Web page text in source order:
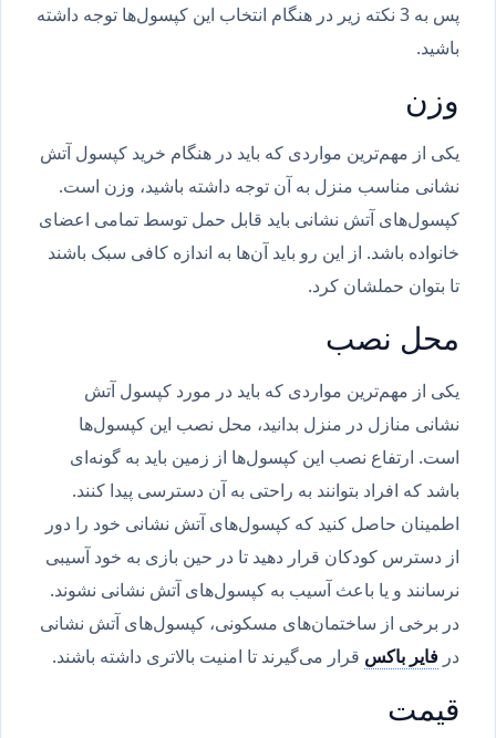
پس به 3 نکته زیر در هنگام انتخاب این کپسول‌ها توجه داشته
باشید.
وزن
یکی از مهم‌ترین مواردی که باید در هنگام خرید کپسول آتش
نشانی مناسب منزل به آن توجه داشته باشید، وزن است.
کپسول‌های آتش نشانی باید قابل حمل توسط تمامی اعضای
خانواده باشد. از این رو باید آن‌ها به اندازه کافی سبک باشند
تا بتوان حملشان کرد.
محل نصب
یکی از مهم‌ترین مواردی که باید در مورد کپسول آتش
نشانی منازل در منزل بدانید، محل نصب این کپسول‌ها
است. ارتفاع نصب این کپسول‌ها از زمین باید به گونه‌ای
باشد که افراد بتوانند به راحتی به آن دسترسی پیدا کنند.
اطمینان حاصل کنید که کپسول‌های آتش نشانی خود را دور
از دسترس کودکان قرار دهید تا در حین بازی به خود آسیبی
نرسانند و یا باعث آسیب به کپسول‌های آتش نشانی نشوند.
در برخی از ساختمان‌های مسکونی، کپسول‌های آتش نشانی
در فایر باکسقرار می‌گیرند تا امنیت بالاتری داشته باشند.
قیمت